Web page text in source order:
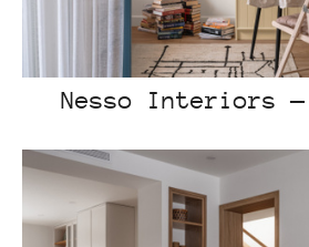
Nesso Interiors —